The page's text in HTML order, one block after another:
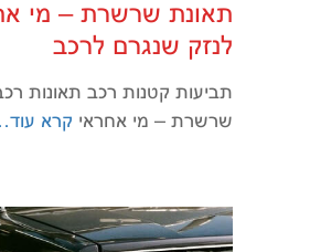
תאונת שרשרת – מי
לנזק שנגרם לרכב
תביעות קטנות רכב תאונות
שרשרת – מי אחראי קרא